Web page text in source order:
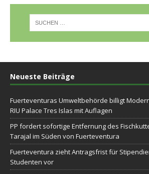
Neueste Beiträge
Fuerteventuras Umweltbehörde billigt
RIU Palace Tres Islas mit Auflagen
PP fordert sofortige Entfernung des
Tarajal im Süden von Fuerteventura
Fuerteventura zieht Antragsfrist für
Studenten vor